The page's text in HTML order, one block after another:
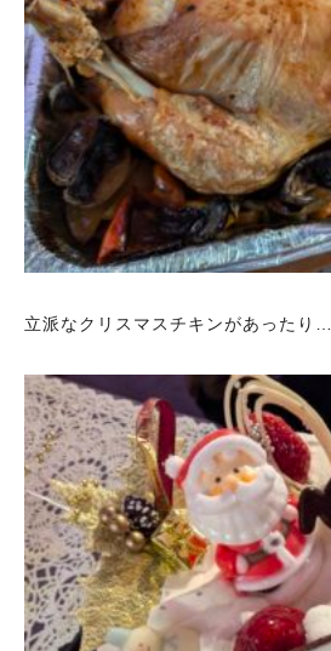
立派なクリスマスチキンがあったり…